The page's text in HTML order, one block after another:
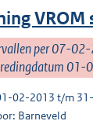
per 07-
02-2013 t/m
Barneveld